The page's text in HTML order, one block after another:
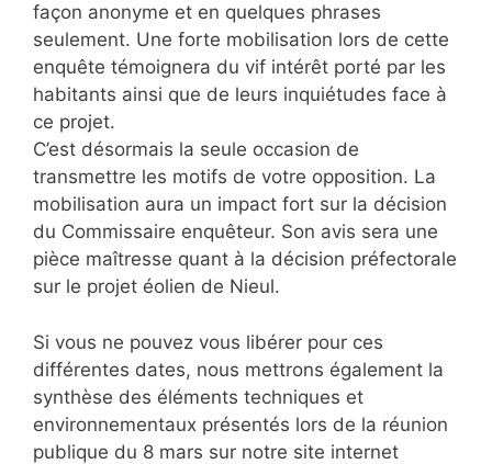
façon anonyme et en quelques phrases
seulement. Une forte mobilisation lors de cette
enquête témoignera du vif intérêt porté par les
habitants ainsi que de leurs inquiétudes face à
ce projet.
C’est désormais la seule occasion de
transmettre les motifs de votre opposition. La
mobilisation aura un impact fort sur la décision
du Commissaire enquêteur. Son avis sera une
pièce maîtresse quant à la décision préfectorale
sur le projet éolien de Nieul.
Si vous ne pouvez vous libérer pour ces
différentes dates, nous mettrons également la
synthèse des éléments techniques et
environnementaux présentés lors de la réunion
publique du 8 mars sur notre site internet